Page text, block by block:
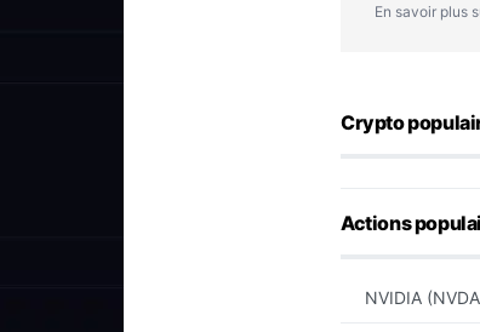
En savoir plus
Crypto
Actions
NVIDIA